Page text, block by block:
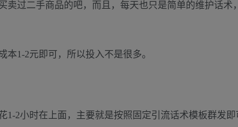
卖过二手商品的吧，而且，每天也只是简单的维护话术
1-2元即可，所以投入不是很多。
2小时在上面，主要就是按照固定引流话术模板群发即